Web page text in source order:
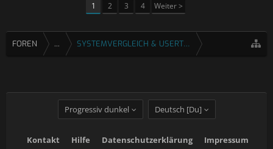
1
2 3 4 Weiter >
FOREN ... SYSTEMVERGLEICH & USERTESTS
Progressiv dunkel Deutsch [Du]
Kontakt Hilfe Datenschutzerklärung Impressum